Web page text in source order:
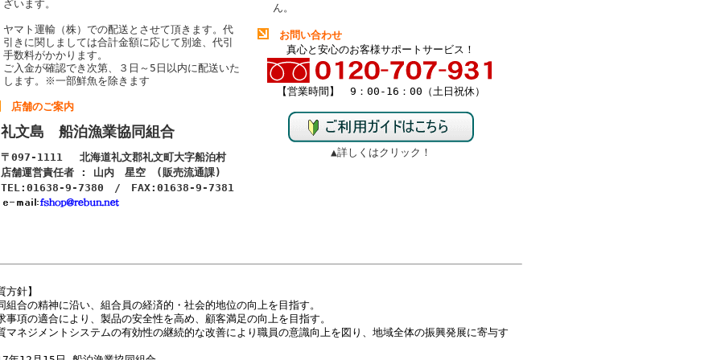
ざいます。
ヤマト運輸（株）での配送とさせて頂きます。代
引きに関しましては合計金額に応じて別途、代引
手数料がかかります。
ご入金が確認でき次第、３日～5日以内に配送いた
します。
※一部鮮魚を除きます
店舗のご案内
礼文島 船泊漁業協同組合
〒097-1111 北海道礼文郡礼文町大字船泊村
店舗運営責任者 : 山内 星空 (販売流通課)
TEL:01638-9-7380 / FAX:01638-9-7381
ん。
お問い合わせ
真心と安心のお客様サポートサービス！
【営業時間】 9：00-16：00（土日祝休）
▲詳しくはクリック！
方針】
組合の精神に沿い、組合員の経済的・社会的地位の向上を目指す。
事項の適合により、製品の安全性を高め、顧客満足の向上を目指す。
マネジメントシステムの有効性の継続的な改善により職員の意識向上を図り、地域全体の振興発展に寄与す